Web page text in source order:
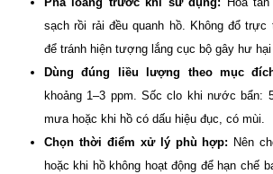
sạch rồi rải đều quanh hồ. Không đổ trực
để tránh hiện tượng lắng cục bộ gây hư hại
Dùng đúng liều lượng theo mục
khoảng 1–3 ppm. Sốc clo khi nước bẩn:
mưa hoặc khi hồ có dấu hiệu đục, có mùi.
Chọn thời điểm xử lý phù hợp: Nên
hoặc khi hồ không hoạt động để hạn chế